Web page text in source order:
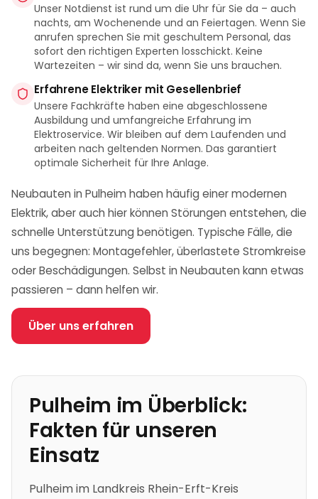
Unser Notdienst ist rund um die Uhr für Sie da – auch
nachts, am Wochenende und an Feiertagen. Wenn Sie
anrufen sprechen Sie mit geschultem Personal, das
sofort den richtigen Experten losschickt. Keine
Wartezeiten – wir sind da, wenn Sie uns brauchen.
Erfahrene Elektriker mit Gesellenbrief
Unsere Fachkräfte haben eine abgeschlossene
Ausbildung und umfangreiche Erfahrung im
Elektroservice. Wir bleiben auf dem Laufenden und
arbeiten nach geltenden Normen. Das garantiert
optimale Sicherheit für Ihre Anlage.
Neubauten in Pulheim haben häufig einer modernen
Elektrik, aber auch hier können Störungen entstehen, die
schnelle Unterstützung benötigen. Typische Fälle, die
uns begegnen: Montagefehler, überlastete Stromkreise
oder Beschädigungen. Selbst in Neubauten kann etwas
passieren – dann helfen wir.
Über uns erfahren
Pulheim im Überblick:
Fakten für unseren
Einsatz
Pulheimim Landkreis Rhein-Erft-Kreis